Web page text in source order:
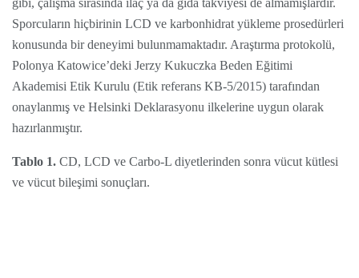
Sporcuların hiçbirinin LCD ve karbonhidrat yükleme prosedürleri
konusunda bir deneyimi bulunmamaktadır. Araştırma protokolü,
Polonya Katowice’deki Jerzy Kukuczka Beden Eğitimi
Akademisi Etik Kurulu (Etik referans KB-5/2015) tarafından
onaylanmış ve Helsinki Deklarasyonu ilkelerine uygun olarak
hazırlanmıştır.
Tablo 1. CD, LCD ve Carbo-L diyetlerinden sonra vücut kütlesi
ve vücut bileşimi sonuçları.